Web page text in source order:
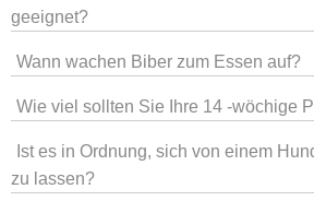
geeignet?
Wann wachen Biber zum Essen auf?
Wie viel sollten Sie Ihre 14 -wöchige
Ist es in Ordnung, sich von einem
zu lassen?